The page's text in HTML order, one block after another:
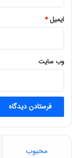
ایمیل*
وب‌ سایت
محبوب